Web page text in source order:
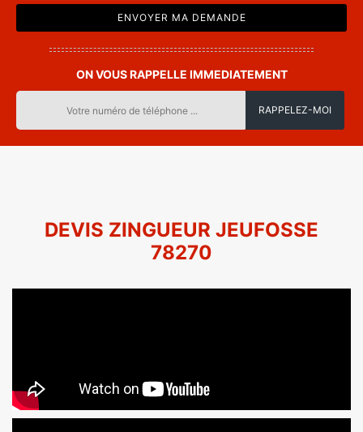
ON VOUS RAPPELLE IMMEDIATEMENT
DEVIS ZINGUEUR JEUFOSSE
78270